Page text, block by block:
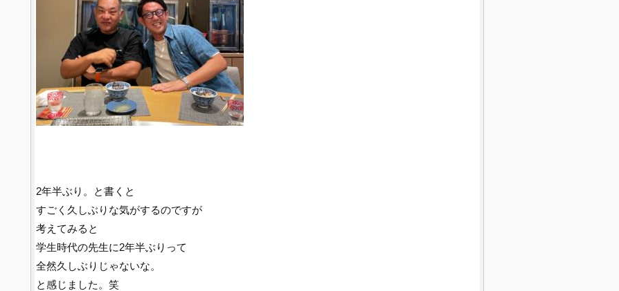
2年半ぶり。と書くと
すごく久しぶりな気がするのですが
考えてみると
学生時代の先生に2年半ぶりって
全然久しぶりじゃないな。
と感じました。笑